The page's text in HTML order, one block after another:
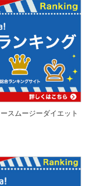
スムージーダイエット